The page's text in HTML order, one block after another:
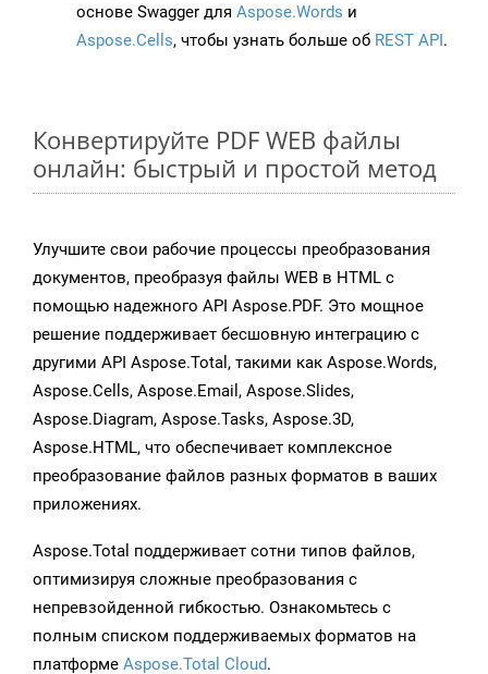
основе Swagger для Aspose.Words и
Aspose.Cells, чтобы узнать больше об REST API.
Конвертируйте PDF WEB файлы
онлайн: быстрый и простой метод
Улучшите свои рабочие процессы преобразования
документов, преобразуя файлы WEB в HTML с
помощью надежного API Aspose.PDF. Это мощное
решение поддерживает бесшовную интеграцию с
другими API Aspose.Total, такими как Aspose.Words,
Aspose.Cells, Aspose.Email, Aspose.Slides,
Aspose.Diagram, Aspose.Tasks, Aspose.3D,
Aspose.HTML, что обеспечивает комплексное
преобразование файлов разных форматов в ваших
приложениях.
Aspose.Total поддерживает сотни типов файлов,
оптимизируя сложные преобразования с
непревзойденной гибкостью. Ознакомьтесь с
полным списком поддерживаемых форматов на
платформе Aspose.Total Cloud.